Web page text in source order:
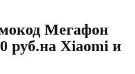
Мегафон
руб.на Xiaomi и